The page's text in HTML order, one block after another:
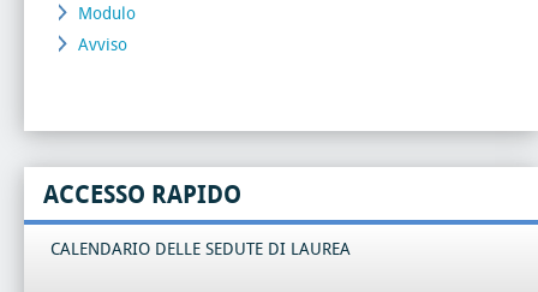
Modulo
Avviso
ACCESSO RAPIDO
CALENDARIO DELLE SEDUTE DI LAUREA